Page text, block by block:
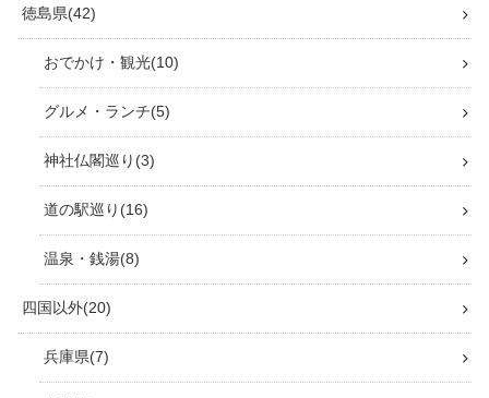
徳島県 42
おでかけ・観光 10
グルメ・ランチ 5
神社仏閣巡り 3
道の駅巡り 16
温泉・銭湯 8
四国以外 20
兵庫県 7